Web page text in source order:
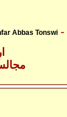
Abbas Tonswi
-